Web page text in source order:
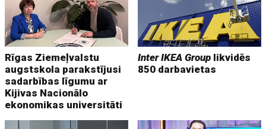
Rīgas Ziemeļvalstu
augstskola parakstījusi
sadarbības līgumu ar
Kijivas Nacionālo
ekonomikas universitāti
Inter IKEA Group likvidēs
850 darbavietas